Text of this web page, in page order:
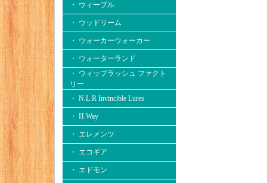
・ ウィーブル
・ ウッドリーム
・ ウォーカーウォーカー
・ ウォーターランド
・ ウィップラッシュ ファクト
リー
・ N.L.R Invincible Lures
・ H.Way
・ エレメンツ
・ エコギア
・ エドモン